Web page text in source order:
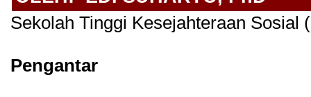
Sekolah Tinggi Kesejahteraan Sosial
Pengantar